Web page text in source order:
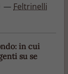
— Feltrinelli
in cui
su se